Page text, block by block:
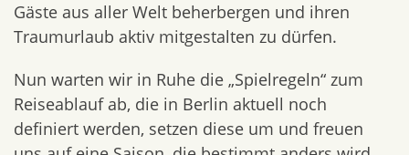
Gäste aus aller Welt beherbergen und ihren
Traumurlaub aktiv mitgestalten zu dürfen.
Nun warten wir in Ruhe die „Spielregeln“ zum
Reiseablauf ab, die in Berlin aktuell noch
definiert werden, setzen diese um und freuen